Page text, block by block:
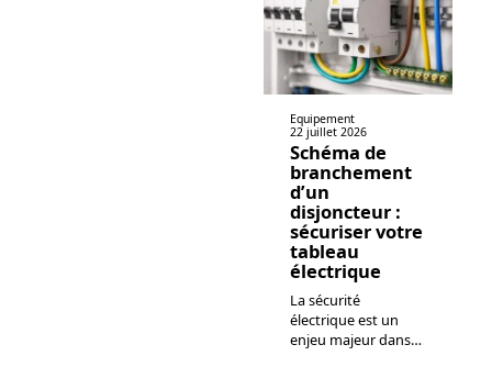
Equipement
22 juillet 2026
Schéma de
branchement
d’un
disjoncteur :
sécuriser votre
tableau
électrique
La sécurité
électrique est un
enjeu majeur dans…